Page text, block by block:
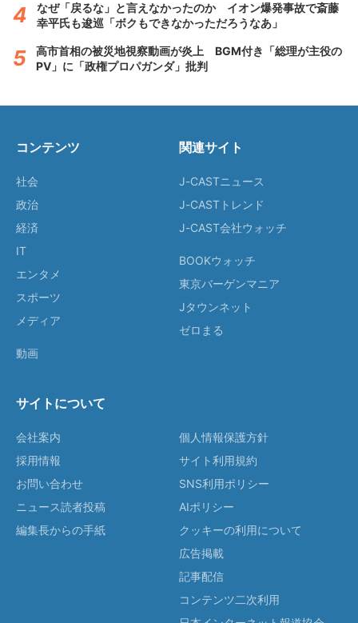
なぜ「戻るな」と言えなかったのか イオン爆発事故で斎藤
幸平氏も逡巡「ボクもできなかっただろうなあ」
高市首相の被災地視察動画が炎上 BGM付き「総理が主役の
PV」に「政権プロパガンダ」批判
コンテンツ
社会
政治
経済
IT
エンタメ
スポーツ
メディア
動画
関連サイト
J-CASTニュース
J-CASTトレンド
J-CAST会社ウォッチ
BOOKウォッチ
東京バーゲンマニア
Jタウンネット
ゼロまる
サイトについて
会社案内
採用情報
お問い合わせ
ニュース読者投稿
編集長からの手紙
個人情報保護方針
サイト利用規約
SNS利用ポリシー
AIポリシー
クッキーの利用について
広告掲載
記事配信
コンテンツ二次利用